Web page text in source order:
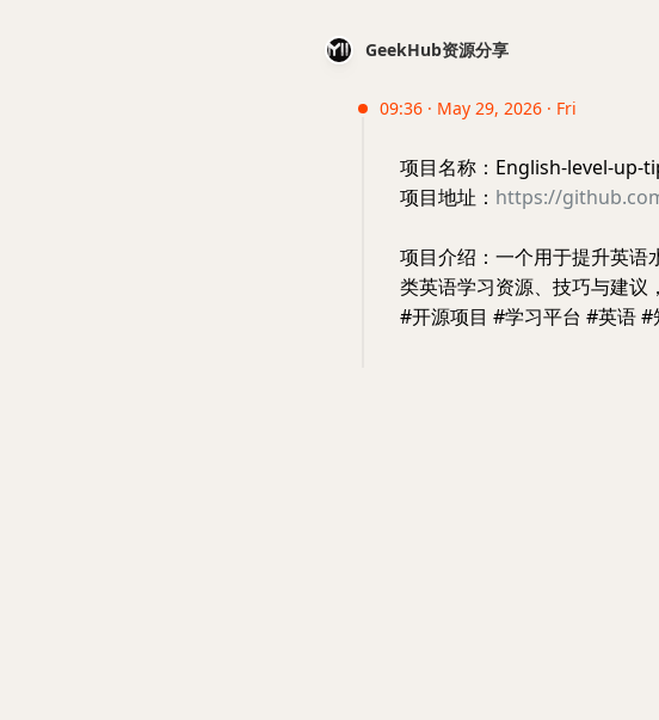
GeekHub资源分享
09:36 · May 29, 2026 · Fri
项目名称：English-level-up-
项目地址： https://
项目介绍：一个用于提升英语
类英语学习资源、技巧与建议
#开源项目 #学习平台 #英语 #